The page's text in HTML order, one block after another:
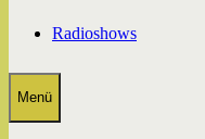
Radioshows
Menü